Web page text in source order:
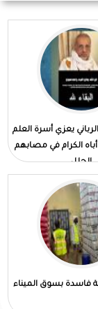
يعزي أسرة العلم
الكرام في مصابهم
الجلل
فاسدة بسوق الميناء